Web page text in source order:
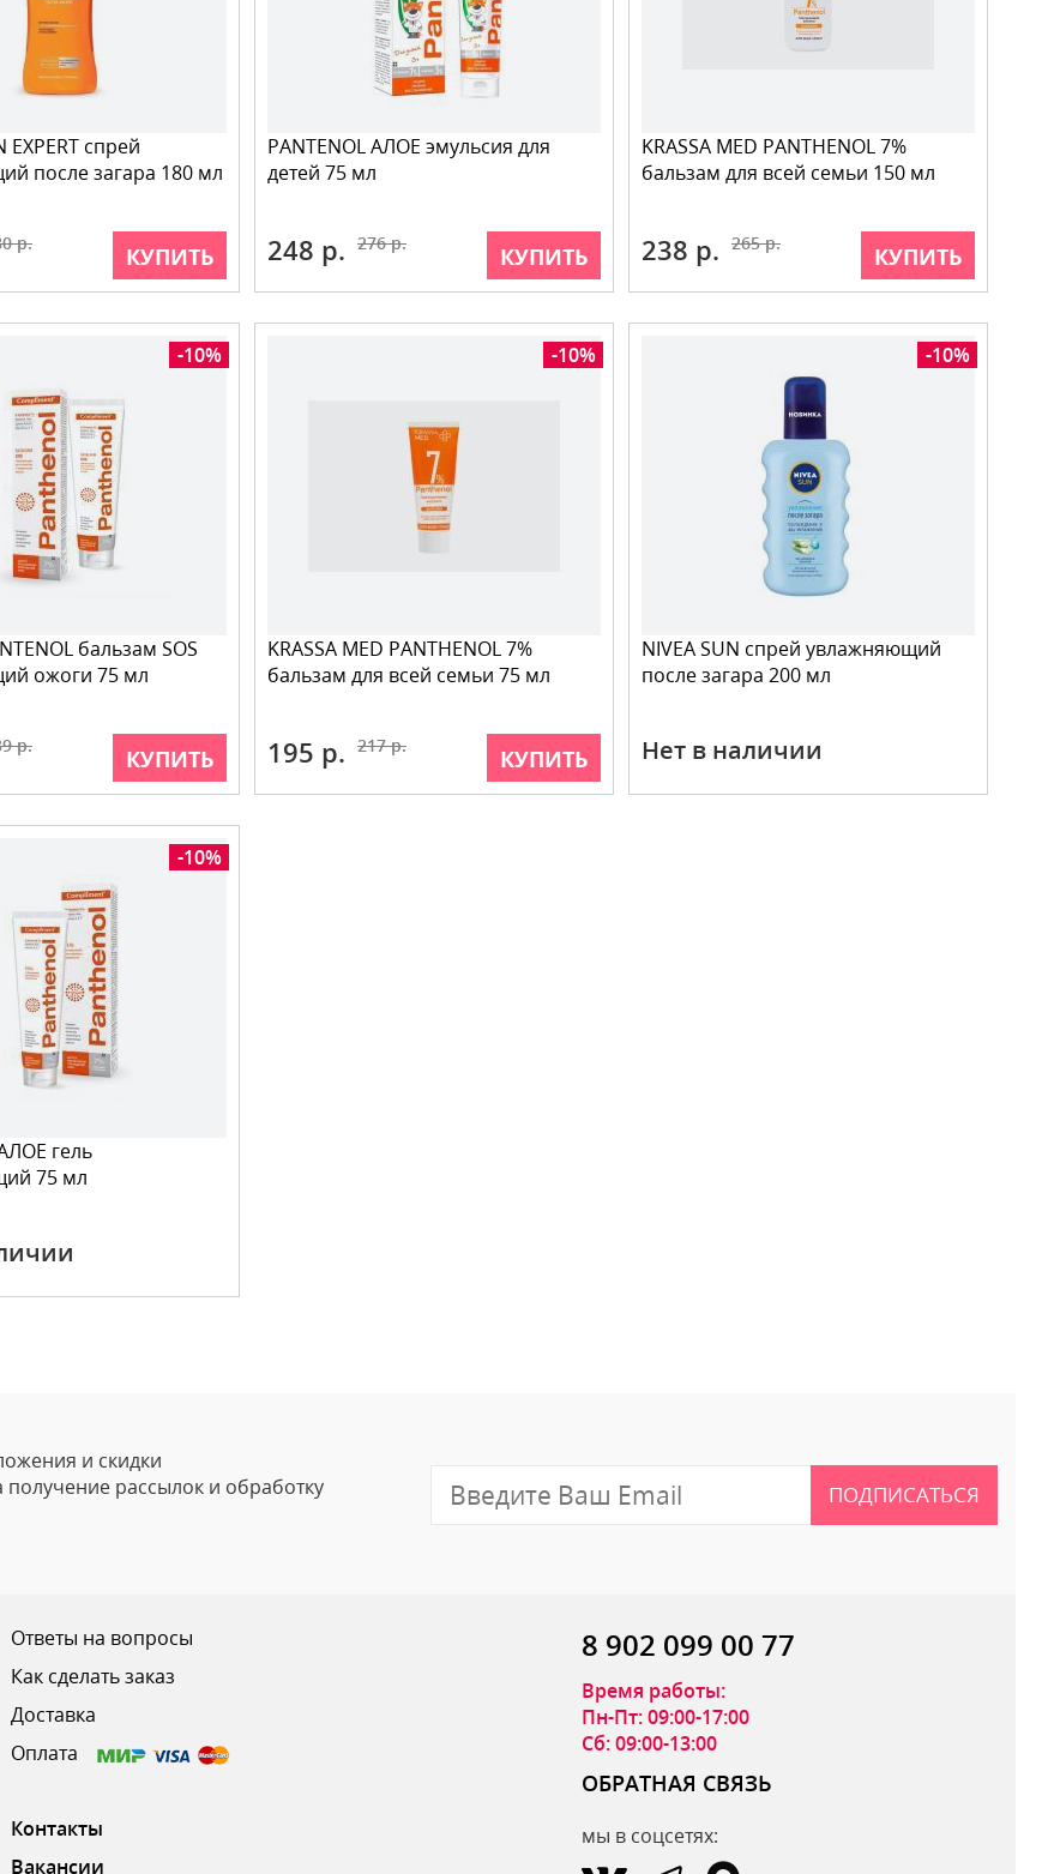
EXPERT спрей
после загара 180 мл
р. КУПИТЬ
PANTENOL АЛОЕ эмульсия для
детей 75 мл
248 р. 276 р. КУПИТЬ
KRASSA MED PANTHENOL 7%
бальзам для всей семьи 150 мл
238 р. 265 р. КУПИТЬ
-10%
бальзам SOS
ожоги 75 мл
р. КУПИТЬ
-10%
KRASSA MED PANTHENOL 7%
бальзам для всей семьи 75 мл
195 р. 217 р. КУПИТЬ
-10%
NIVEA SUN спрей увлажняющий
после загара 200 мл
Нет в наличии
-10%
гель
75 мл
и скидки
получение рассылок и обработку
ПОДПИСАТЬСЯ
Ответы на вопросы
Как сделать заказ
Доставка
Оплата
Контакты
Вакансии
8 902 099 00 77
Время работы:
Пн-Пт: 09:00-17:00
Сб: 09:00-13:00
ОБРАТНАЯ СВЯЗЬ
мы в соцсетях: